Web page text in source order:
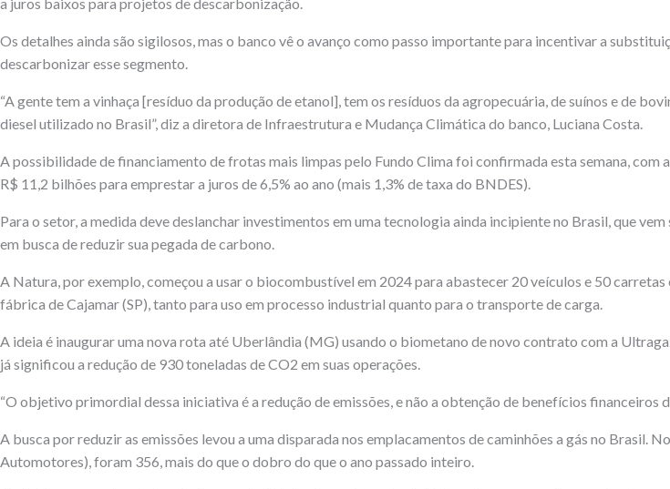
Os detalhes ainda são sigilosos, mas o banco vê o avanço como passo importante para incentivar a
descarbonizar esse segmento.
“A gente tem a vinhaça [resíduo da produção de etanol], tem os resíduos da agropecuária, de suínos e de
diesel utilizado no Brasil”, diz a diretora de Infraestrutura e Mudança Climática do banco, Luciana Costa.
A possibilidade de financiamento de frotas mais limpas pelo Fundo Clima foi confirmada esta semana,
R$ 11,2 bilhões para emprestar a juros de 6,5% ao ano (mais 1,3% de taxa do BNDES).
Para o setor, a medida deve deslanchar investimentos em uma tecnologia ainda incipiente no Brasil, que
em busca de reduzir sua pegada de carbono.
A Natura, por exemplo, começou a usar o biocombustível em 2024 para abastecer 20 veículos e 50
fábrica de Cajamar (SP), tanto para uso em processo industrial quanto para o transporte de carga.
A ideia é inaugurar uma nova rota até Uberlândia (MG) usando o biometano de novo contrato com a
já significou a redução de 930 toneladas de CO2 em suas operações.
“O objetivo primordial dessa iniciativa é a redução de emissões, e não a obtenção de benefícios financeiros
A busca por reduzir as emissões levou a uma disparada nos emplacamentos de caminhões a gás no
Automotores), foram 356, mais do que o dobro do que o ano passado inteiro.